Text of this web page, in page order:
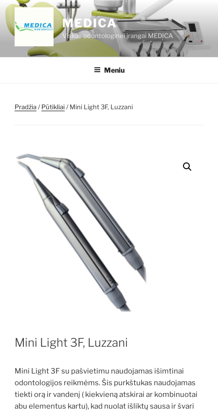
Eiti
prie
turinio
MEDICA
Viskas odontologinei įrangai MEDICA
Meniu
Pradžia/Pūtikliai / Mini Light 3F, Luzzani
Mini Light 3F, Luzzani
Mini Light 3F su pašvietimu naudojamas išimtinai
odontologijos reikmėms. Šis purkštukas naudojamas
tiekti orą ir vandenį ( kiekvieną atskirai ar kombinuotai
abu elementus kartu), kad nuolat išliktų sausa ir švari